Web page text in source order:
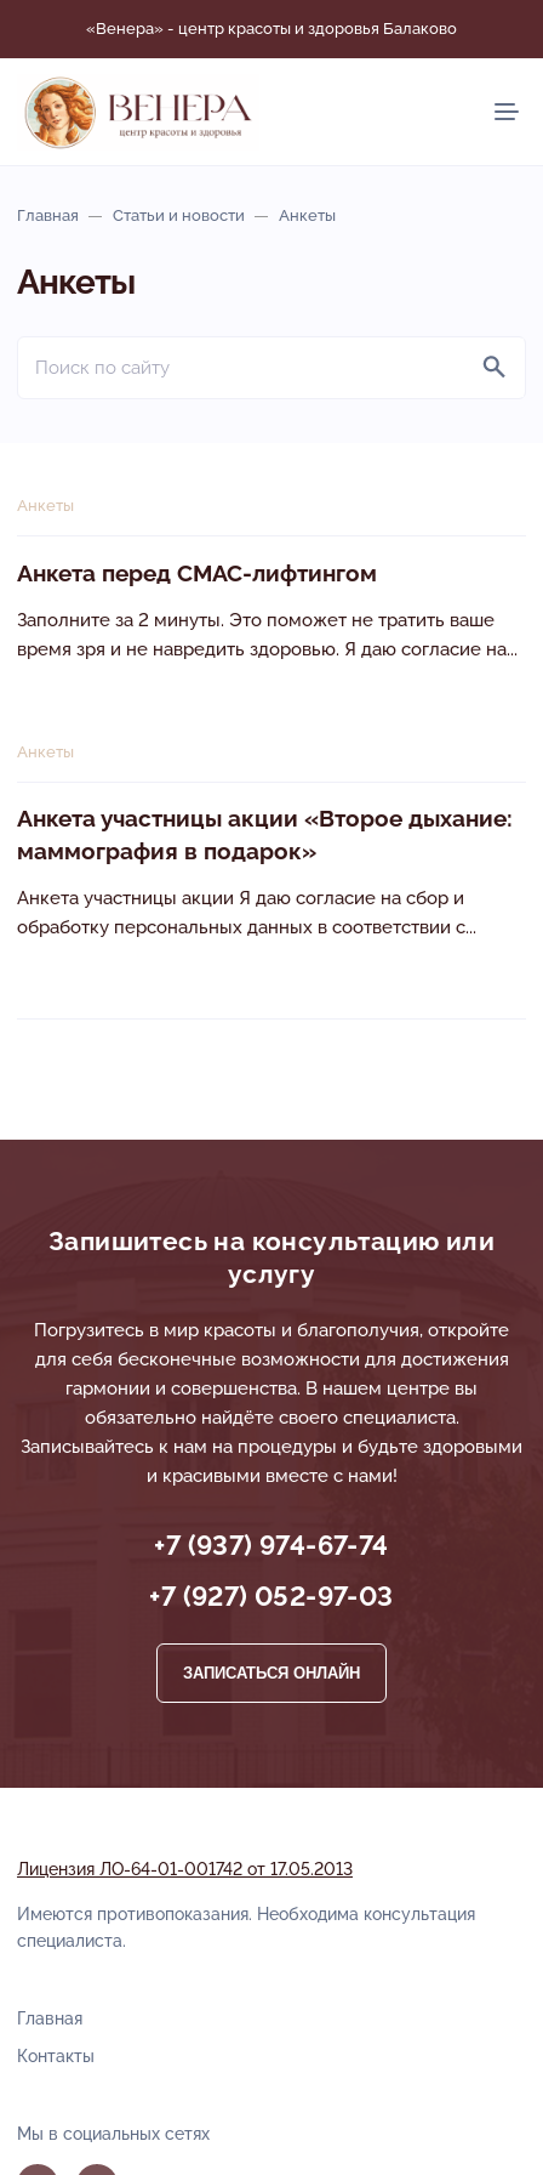
«Венера» - центр красоты и здоровья Балаково
Главная Статьи и новости Анкеты
Анкеты
а
ь
и
н
о
т
Анкеты
Анкета перед СМАС-лифтингом
Заполните за 2 минуты. Это поможет не тратить ваше
время зря и не навредить здоровью. Я даю согласие на...
Анкеты
Анкета участницы акции «Второе дыхание:
маммография в подарок»
Анкета участницы акции Я даю согласие на сбор и
обработку персональных данных в соответствии с...
Запишитесь на консультацию или
услугу
Погрузитесь в мир красоты и благополучия, откройте
для себя бесконечные возможности для достижения
гармонии и совершенства. В нашем центре вы
обязательно найдёте своего специалиста.
Записывайтесь к нам на процедуры и будьте здоровыми
и красивыми вместе с нами!
+7 (937) 974-67-74
+7 (927) 052-97-03
ЗАПИСАТЬСЯ ОНЛАЙН
Лицензия ЛО-64-01-001742 от 17.05.2013
Имеются противопоказания. Необходима консультация
специалиста.
Главная
Контакты
Мы в социальных сетях